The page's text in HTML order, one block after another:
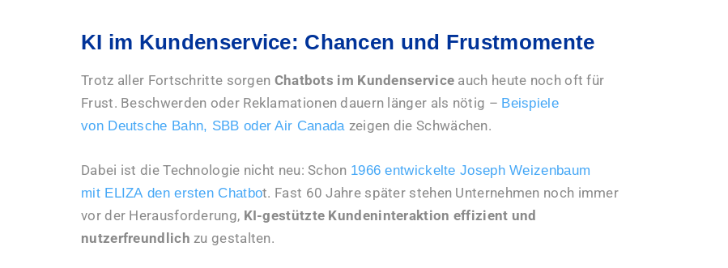
KI im Kundenservice: Chancen und Frustmomente
Trotz aller Fortschritte sorgen Chatbots im Kundenservice auch heute noch oft für
Frust. Beschwerden oder Reklamationen dauern länger als nötig – Beispiele
von Deutsche Bahn, SBB oder Air Canada zeigen die Schwächen.
Dabei ist die Technologie nicht neu: Schon 1966 entwickelte Joseph Weizenbaum
mit ELIZA den ersten Chatbot. Fast 60 Jahre später stehen Unternehmen noch immer
vor der Herausforderung, KI-gestützte Kundeninteraktion effizient und
nutzerfreundlich zu gestalten.